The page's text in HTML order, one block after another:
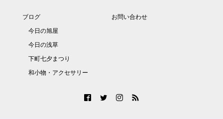
ブログ
今日の旭屋
今日の浅草
下町七夕まつり
和小物・アクセサリー
お問い合わせ